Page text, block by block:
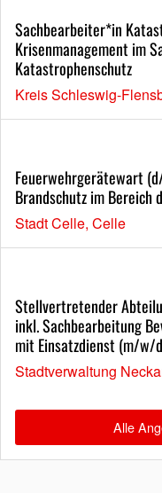
Sachbearbeiter*in
Krisenmanagement im
Katastrophenschutz
Kreis Schleswig-
Feuerwehrgerätewart
Brandschutz im
Stadt Celle, Celle
Stellvertretender
inkl. Sachbearbeitung
mit Einsatzdienst (m/w/
Stadtverwaltung
Alle